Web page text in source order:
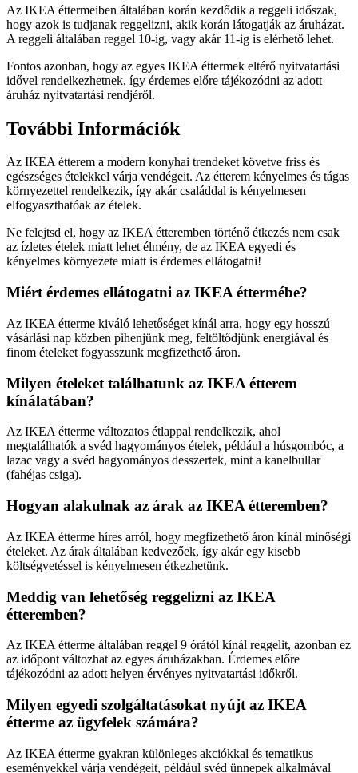
Az IKEA éttermeiben általában korán kezdődik a reggeli időszak,
hogy azok is tudjanak reggelizni, akik korán látogatják az áruházat.
A reggeli általában reggel 10-ig, vagy akár 11-ig is elérhető lehet.
Fontos azonban, hogy az egyes IKEA éttermek eltérő nyitvatartási
idővel rendelkezhetnek, így érdemes előre tájékozódni az adott
áruház nyitvatartási rendjéről.
További Információk
Az IKEA étterem a modern konyhai trendeket követve friss és
egészséges ételekkel várja vendégeit. Az étterem kényelmes és tágas
környezettel rendelkezik, így akár családdal is kényelmesen
elfogyaszthatóak az ételek.
Ne felejtsd el, hogy az IKEA étteremben történő étkezés nem csak
az ízletes ételek miatt lehet élmény, de az IKEA egyedi és
kényelmes környezete miatt is érdemes ellátogatni!
Miért érdemes ellátogatni az IKEA éttermébe?
Az IKEA étterme kiváló lehetőséget kínál arra, hogy egy hosszú
vásárlási nap közben pihenjünk meg, feltöltődjünk energiával és
finom ételeket fogyasszunk megfizethető áron.
Milyen ételeket találhatunk az IKEA étterem
kínálatában?
Az IKEA étterme változatos étlappal rendelkezik, ahol
megtalálhatók a svéd hagyományos ételek, például a húsgombóc, a
lazac vagy a svéd hagyományos desszertek, mint a kanelbullar
(fahéjas csiga).
Hogyan alakulnak az árak az IKEA étteremben?
Az IKEA étterme híres arról, hogy megfizethető áron kínál minőségi
ételeket. Az árak általában kedvezőek, így akár egy kisebb
költségvetéssel is kényelmesen étkezhetünk.
Meddig van lehetőség reggelizni az IKEA
étteremben?
Az IKEA étterme általában reggel 9 órától kínál reggelit, azonban ez
az időpont változhat az egyes áruházakban. Érdemes előre
tájékozódni az adott helyen érvényes nyitvatartási időkről.
Milyen egyedi szolgáltatásokat nyújt az IKEA
étterme az ügyfelek számára?
Az IKEA étterme gyakran különleges akciókkal és tematikus
eseményekkel várja vendégeit, például svéd ünnepek alkalmával